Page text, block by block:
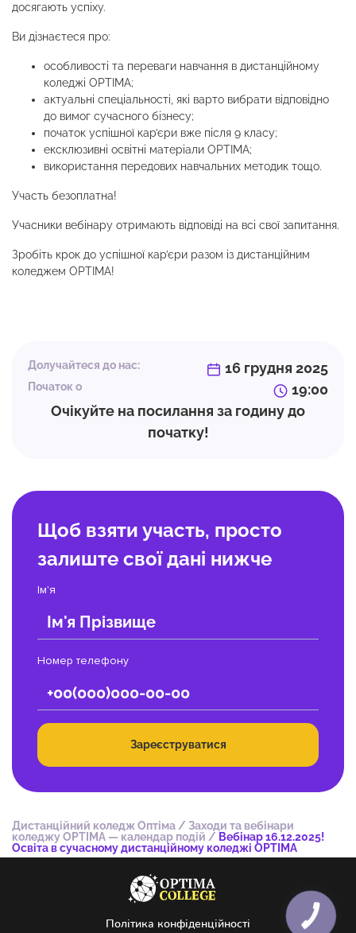
досягають успіху.
Ви дізнаєтеся про:
особливості та переваги навчання в дистанційному
коледжі OPTIMA;
актуальні спеціальності, які варто вибрати відповідно
до вимог сучасного бізнесу;
початок успішної кар’єри вже після 9 класу;
ексклюзивні освітні матеріали OPTIMA;
використання передових навчальних методик тощо.
Участь безоплатна!
Учасники вебінару отримають відповіді на всі свої запитання.
Зробіть крок до успішної кар’єри разом із дистанційним
коледжем OPTIMA!
Долучайтеся до нас: 16 грудня 2025
Початок о
19:00
Очікуйте на посилання за годину до
початку!
Щоб взяти участь, просто
залиште свої дані нижче
Ім'я
Номер телефону
Зареєструватися
Дистанційний коледж Оптіма / Заходи та вебінари
коледжу OPTIMA — календар подій / Вебінар 16.12.2025!
Освіта в сучасному дистанційному коледжі OPTIMA
Політика конфіденційності
КНОПКА
ЗВ'ЯЗКУ